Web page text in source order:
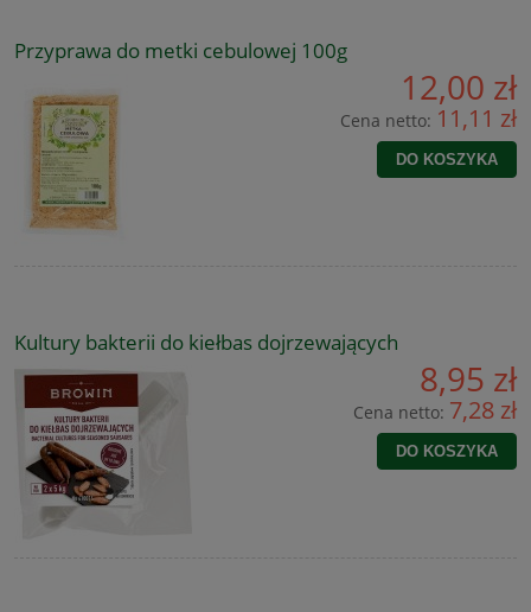
Przyprawa do metki cebulowej 100g
12,00 zł
Cena netto: 11,11 zł
DO KOSZYKA
Kultury bakterii do kiełbas dojrzewających
8,95 zł
Cena netto: 7,28 zł
DO KOSZYKA